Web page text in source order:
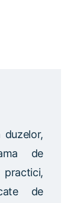
de
de